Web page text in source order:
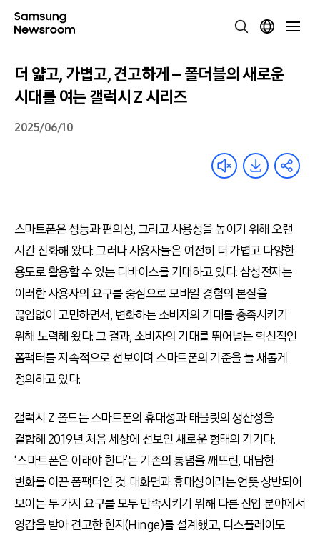
더 얇고, 가볍고, 견고하게 – 폴더블의 새로운
시대를 여는 갤럭시 Z 시리즈
2025/06/10
스마트폰은 성능과 편의성, 그리고 사용성을 높이기 위해 오랜
시간 진화해 왔다. 그러나 사용자들은 여전히 더 가볍고 다양한
용도로 활용할 수 있는 디바이스를 기대하고 있다. 삼성전자는
이러한 사용자의 요구를 중심으로 모바일 경험의 본질을
끊임없이 고민하면서, 변화하는 소비자의 기대를 충족시키기
위해 노력해 왔다. 그 결과, 소비자의 기대를 뛰어넘는 혁신적인
폼팩터를 지속적으로 선보이며 스마트폰의 기준을 늘 새롭게
정의하고 있다.
갤럭시 Z 폴드는 스마트폰의 휴대성과 태블릿의 생산성을
결합해 2019년 처음 세상에 선보인 새로운 형태의 기기다.
‘스마트폰은 이래야 한다’는 기존의 통념을 깨뜨린, 대담한
변화를 이끈 폼팩터인 것. 대화면과 휴대성이라는 언뜻 상반되어
보이는 두 가지 요구를 모두 만족시키기 위해 다른 산업 분야에서
영감을 받아 견고한 힌지(Hinge)를 설계했고, 디스플레이도